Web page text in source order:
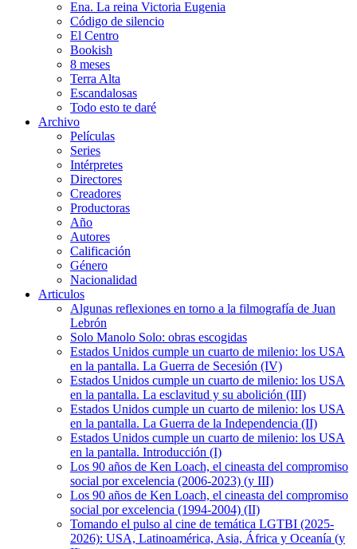
Ena. La reina Victoria Eugenia
Código de silencio
El Centro
Bookish
8 meses
Terra Alta
Escandalosas
Todo esto te daré
Archivo
Películas
Series
Intérpretes
Directores
Creadores
Productoras
Año
Autores
Calificación
Género
Nacionalidad
Articulos
Algunas reflexiones en torno a la filmografía de Juan
Lebrón
Solo Manolo Solo: obras escogidas
Estados Unidos cumple un cuarto de milenio: los USA
en la pantalla. La Guerra de Secesión (IV)
Estados Unidos cumple un cuarto de milenio: los USA
en la pantalla. La esclavitud y su abolición (III)
Estados Unidos cumple un cuarto de milenio: los USA
en la pantalla. La Guerra de la Independencia (II)
Estados Unidos cumple un cuarto de milenio: los USA
en la pantalla. Introducción (I)
Los 90 años de Ken Loach, el cineasta del compromiso
social por excelencia (2006-2023) (y III)
Los 90 años de Ken Loach, el cineasta del compromiso
social por excelencia (1994-2004) (II)
Tomando el pulso al cine de temática LGTBI (2025-
2026): USA, Latinoamérica, Asia, África y Oceanía (y